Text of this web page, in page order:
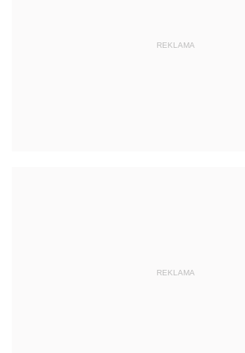
REKLAMA
REKLAMA